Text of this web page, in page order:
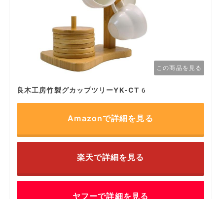
この商品を見る
良木工房竹製グカップツリーYK-CT6
Amazonで詳細を見る
楽天で詳細を見る
ヤフーで詳細を見る